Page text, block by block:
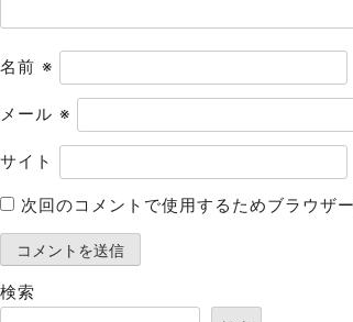
名前 ※
メール ※
サイト
次回のコメントで使用するためブラウザ
検索